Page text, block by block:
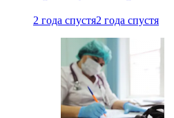
2 года спустя2 года спустя